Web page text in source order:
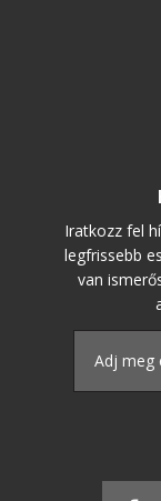
Iratkozz fel
legfrissebb
van